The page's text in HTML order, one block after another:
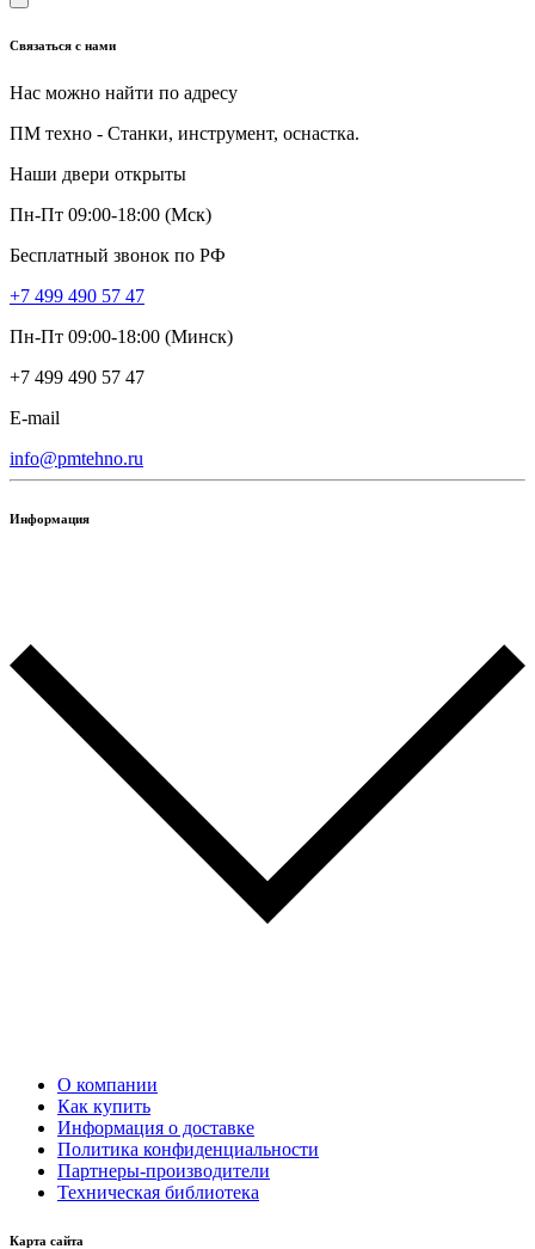
Связаться с нами
Нас можно найти по адресу
ПМ техно - Станки, инструмент, оснастка.
Наши двери открыты
Пн-Пт 09:00-18:00 (Мск)
Бесплатный звонок по РФ
+7 499 490 57 47
Пн-Пт 09:00-18:00 (Минск)
+7 499 490 57 47
E-mail
info@pmtehno.ru
Информация
О компании
Как купить
Информация о доставке
Политика конфиденциальности
Партнеры-производители
Техническая библиотека
Карта сайта